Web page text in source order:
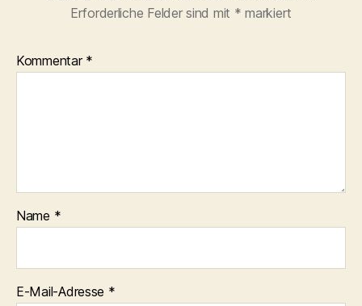
Erforderliche Felder sind mit * markiert
Kommentar *
Name *
E-Mail-Adresse *